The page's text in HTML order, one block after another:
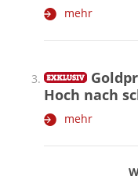
mehr
Hoch nach
mehr